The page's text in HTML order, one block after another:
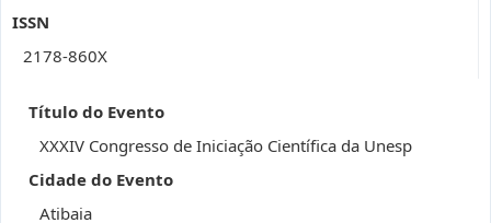
ISSN
2178-860X
Título do Evento
XXXIV Congresso de Iniciação Científica da Unesp
Cidade do Evento
Atibaia